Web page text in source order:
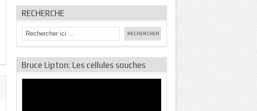
RECHERCHE
Bruce Lipton: Les cellules souches